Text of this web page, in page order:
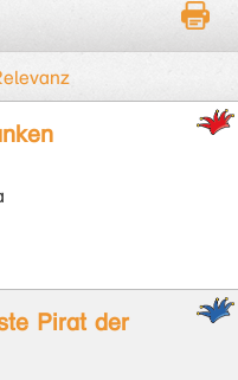
Pirat der